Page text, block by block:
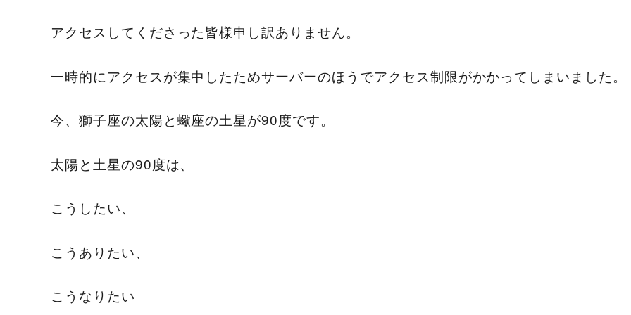
アクセスしてくださった皆様申し訳ありません。
一時的にアクセスが集中したためサーバーのほうでアクセス制限がかかってしまいました。
今、獅子座の太陽と蠍座の土星が90度です。
太陽と土星の90度は、
こうしたい、
こうありたい、
こうなりたい